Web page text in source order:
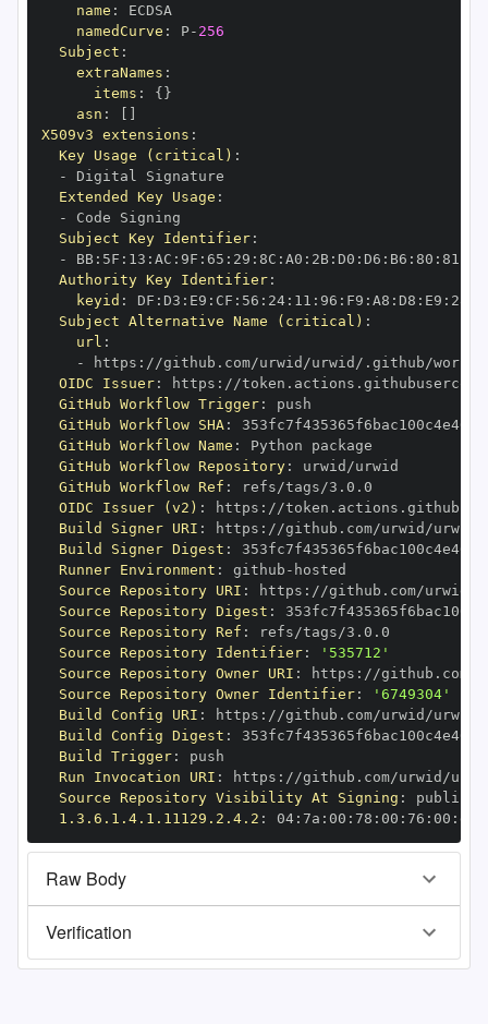
name :
namedCurve : P- 256
Subject :
extraNames :
items : { }
asn :
X509v3 extensions :
Key Usage (critical) :
-
Extended Key Usage :
-
Subject Key Identifier:
-
BB: 5F : 13 : AC : 9F : 65 : 29 : 8C : A0 : 2B: D0 : D6 : B6 : 80 : 81
Authority Key Identifier:
keyid : DF : D3 : E9 : CF : 56 : 24: 11 : 96 : F9 : A8 : D8 : E9 : 28
Subject Alternative Name (critical) :
url :
-
https :
OIDC Issuer: https :
GitHub Workflow Trigger:
GitHub Workflow SHA:
GitHub Workflow Name :
GitHub Workflow Repository:
GitHub Workflow Ref :
OIDC Issuer (v2) : https :
Build Signer URI : https :
Build Signer Digest :
Runner Environment : github -
Source Repository URI : https :
Source Repository Digest :
Source Repository Ref :
Source Repository Identifier:
'535712'
Source Repository Owner URI : https :
Source Repository Owner Identifier:
'6749304'
Build Config URI : https :
Build Config Digest :
Build Trigger:
Run Invocation URI : https :
Source Repository Visibility At Signing :
1.3.6.1.4.1.11129.2.4.2 : 04: 7a : 00 : 78 : 00 : 76 : 00 : dd
Raw Body
Verification